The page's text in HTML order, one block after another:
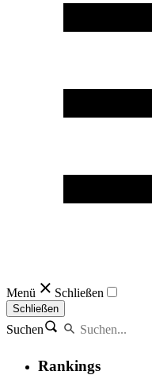
Menü Schließen
Schließen
Suchen
Rankings